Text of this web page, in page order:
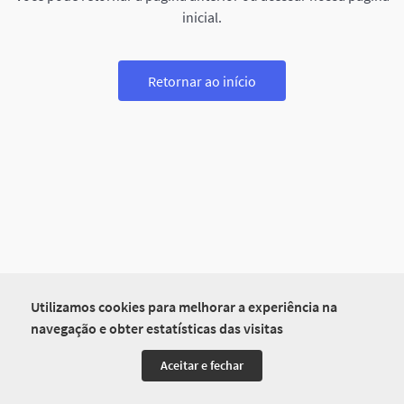
Utilizamos cookies para melhorar a experiência na
navegação e obter estatísticas das visitas
Aceitar e fechar
inicial.
Retornar ao início